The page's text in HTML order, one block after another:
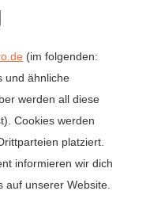
(im folgenden:
und ähnliche
werden all diese
Cookies werden
platziert.
informieren wir dich
auf unserer Website.